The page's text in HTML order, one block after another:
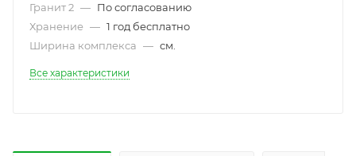
Гранит 2 — По согласованию
Хранение — 1 год бесплатно
Ширина комплекса — см.
Все характеристики